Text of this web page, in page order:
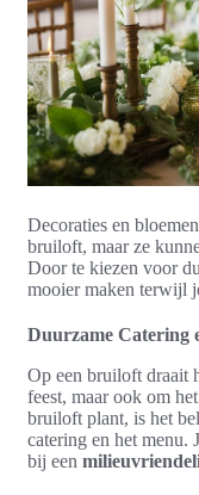
Decoraties en
bruiloft, maar ze
Door te kiezen voor
mooier maken terwijl
Duurzame Catering
Op een bruiloft draait
feest, maar ook om
bruiloft plant, is het
catering en het menu.
bij een